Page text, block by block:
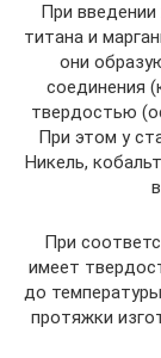
При
титана и
они
соединения
твердостью
При этом у
Никель,
При
имеет
до
протяжки